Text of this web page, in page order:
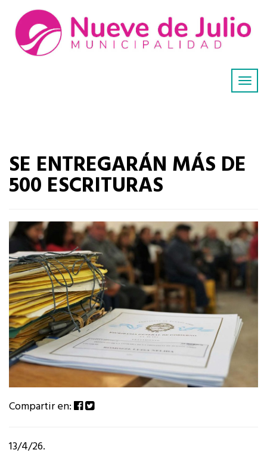
SE ENTREGARÁN MÁS DE
500 ESCRITURAS
Compartir en:
13/4/26.